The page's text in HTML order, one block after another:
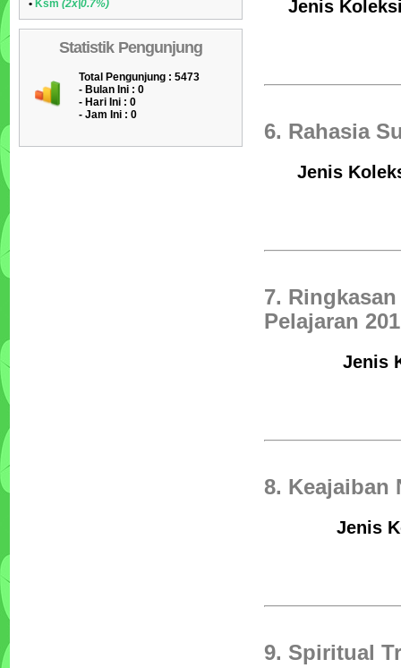
• Ksm (2x|0.7%)
Statistik Pengunjung
Total Pengunjung : 5473
- Bulan Ini : 0
- Hari Ini : 0
- Jam Ini : 0
Jenis
6. Rahasia
Jenis
7.
Pelajaran
Jenis
8. Keajaiban
Jenis
9. Spiritual